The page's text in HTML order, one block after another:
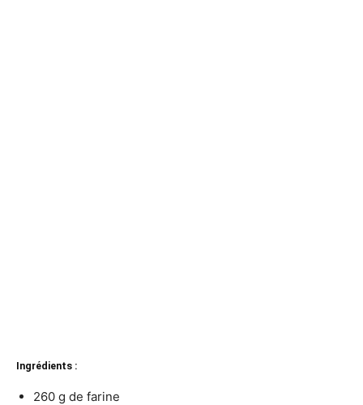
Ingrédients :
260 g de farine